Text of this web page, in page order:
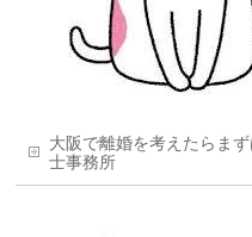
大阪で離婚を考えたらま
士事務所